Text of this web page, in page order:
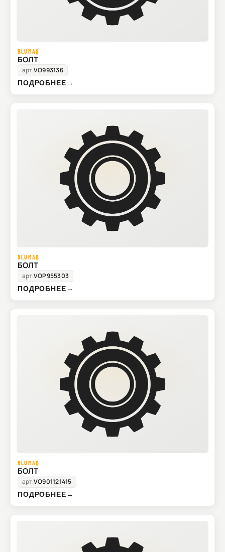
BLUMAQ
БОЛТ
арт.VO993136
ПОДРОБНЕЕ→
BLUMAQ
БОЛТ
арт.VOP955303
ПОДРОБНЕЕ→
BLUMAQ
БОЛТ
арт.VO901121415
ПОДРОБНЕЕ→